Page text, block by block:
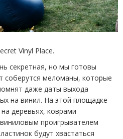
Vinyl Place.
секретная, но мы готовы
соберутся меломаны, которые
даже даты выхода
на винил. На этой площадке
деревьях, коврами
проигрывателем
будут хвастаться